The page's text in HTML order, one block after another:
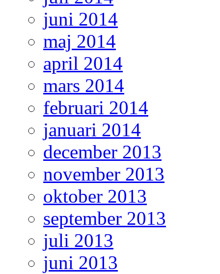
juni 2014
maj 2014
april 2014
mars 2014
februari 2014
januari 2014
december 2013
november 2013
oktober 2013
september 2013
juli 2013
juni 2013